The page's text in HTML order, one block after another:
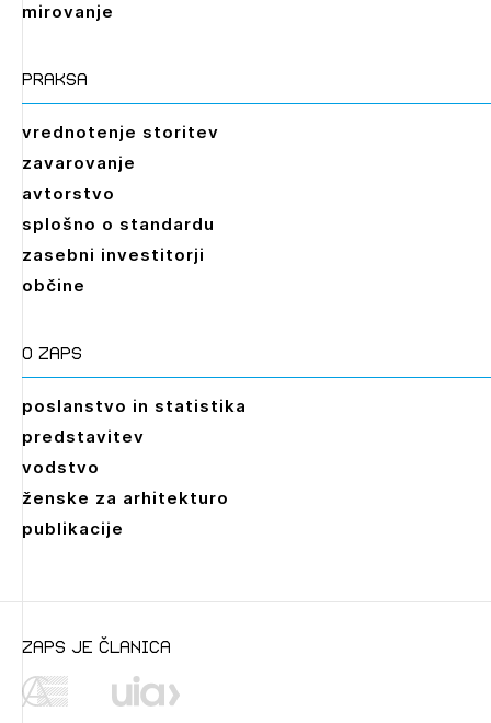
Leto
2025,
2019, 2018,2017,
2010,
2009,
2003,
2002
mirovanje
praksa
vrednotenje storitev
zavarovanje
avtorstvo
splošno o standardu
zasebni investitorji
občine
O zaps
poslanstvo in statistika
predstavitev
vodstvo
ženske za arhitekturo
publikacije
zaps je članica